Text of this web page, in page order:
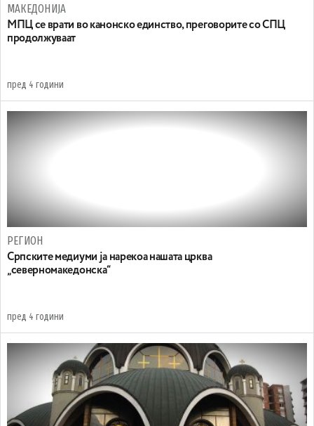
МАКЕДОНИЈА
МПЦ се врати во канонско единство, преговорите со СПЦ
продолжуваат
пред 4 години
РЕГИОН
Српските медиуми ја нарекоа нашата црква
„северномакедонска“
пред 4 години